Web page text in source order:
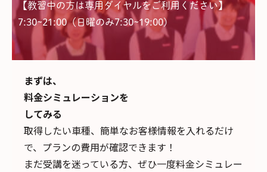
【教習中の方は専用ダイヤルをご利用ください】
7:30~21:00（日曜のみ7:30~19:00)
まずは、
料金シミュレーションを
してみる
取得したい車種、簡単なお客様情報を入れるだけ
で、 プランの費用が確認できます！
まだ受講を迷っている方、ぜひ一度料金シミュレー